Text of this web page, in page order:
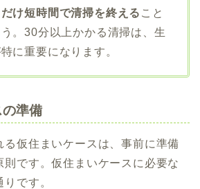
け短時間で清掃を終える こと
。30分以上かかる清掃は、生
に重要になります。
準備
る仮住まいケースは、事前に準備
則です。仮住まいケースに必要な
です。